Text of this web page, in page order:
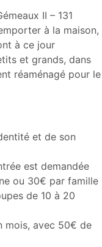
II – 131
à la maison,
à ce jour
et grands, dans
réaménagé pour le
et de son
est demandée
ou 30€ par famille
de 10 à 20
mois, avec 50€ de